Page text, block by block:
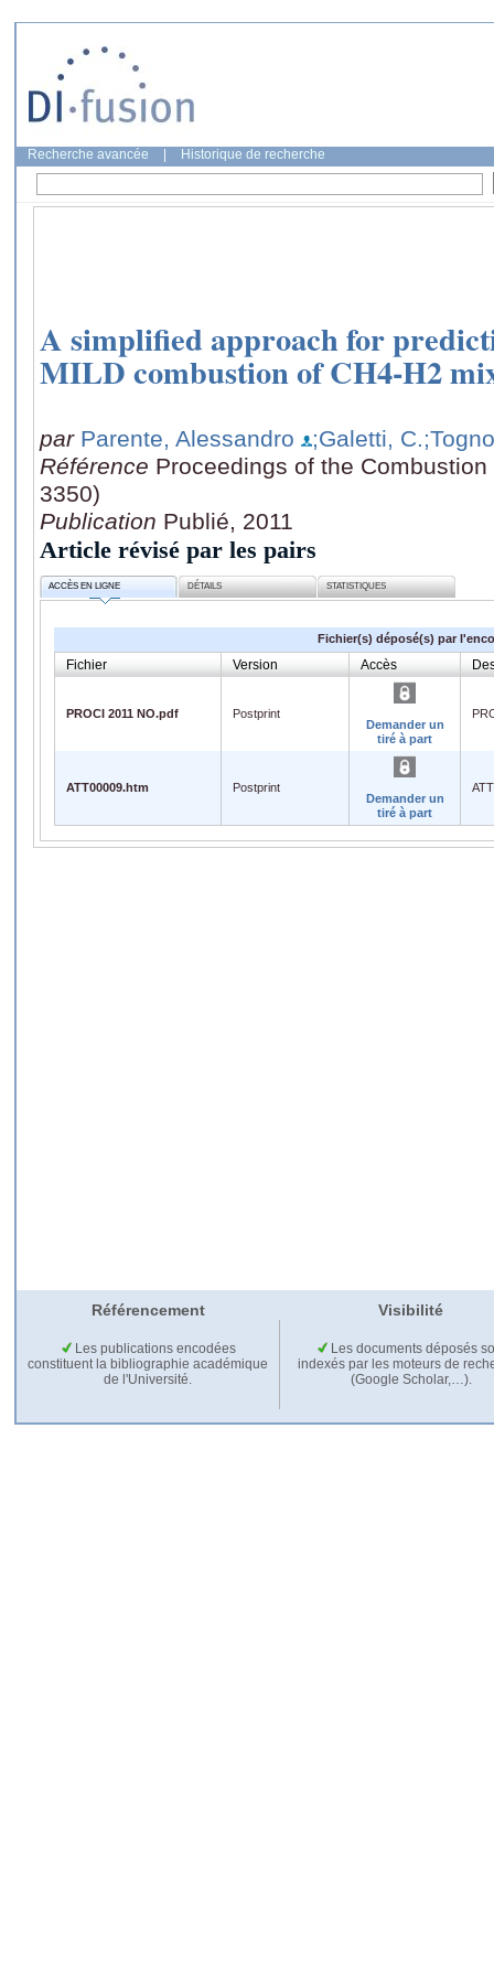
Recherche avancée Historique de recherche
A simplified approach for
MILD combustion of CH4-H2
par Parente, Alessandro ;Galetti, C.
Référence Proceedings of the
3350)
Publication Publié, 2011
Article révisé par les pairs
ACCÈS EN LIGNE DÉTAILS STATISTIQUES
Fichier(s) déposé(s) par
Fichier Version Accès
PROCI 2011 NO.pdf
Postprint
Demander un
tiré à part
ATT00009.htm
Postprint
Demander un
tiré à part
Référencement Visibilité
Les publications encodées
constituent la bibliographie académique
de l'Université.
Les documents déposés
indexés par les moteurs de
(Google Scholar,…).